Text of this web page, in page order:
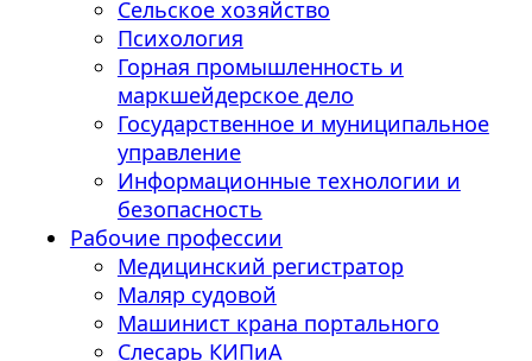
Сельское хозяйство
Психология
Горная промышленность и
маркшейдерское дело
Государственное и муниципальное
управление
Информационные технологии и
безопасность
Рабочие профессии
Медицинский регистратор
Маляр судовой
Машинист крана портального
Слесарь КИПиА